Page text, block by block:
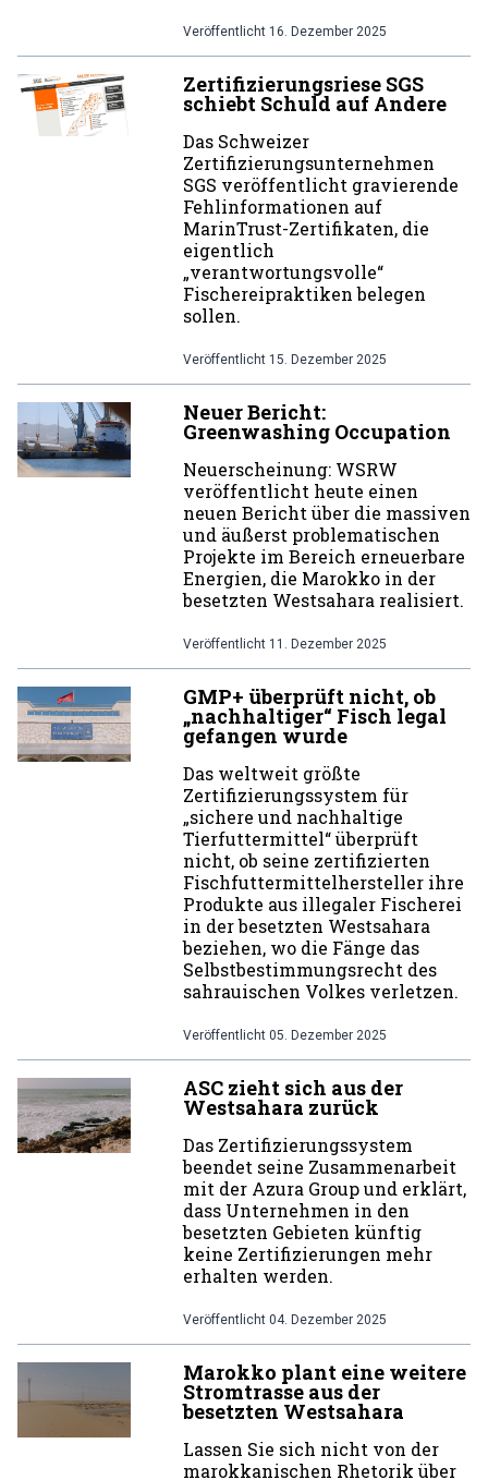
Veröffentlicht 16. Dezember 2025
Zertifizierungsriese SGS
schiebt Schuld auf Andere
Das Schweizer
Zertifizierungsunternehmen
SGS veröffentlicht gravierende
Fehlinformationen auf
MarinTrust-Zertifikaten, die
eigentlich
„verantwortungsvolle“
Fischereipraktiken belegen
sollen.
Veröffentlicht 15. Dezember 2025
Neuer Bericht:
Greenwashing Occupation
Neuerscheinung: WSRW
veröffentlicht heute einen
neuen Bericht über die massiven
und äußerst problematischen
Projekte im Bereich erneuerbare
Energien, die Marokko in der
besetzten Westsahara realisiert.
Veröffentlicht 11. Dezember 2025
GMP+ überprüft nicht, ob
„nachhaltiger“ Fisch legal
gefangen wurde
Das weltweit größte
Zertifizierungssystem für
„sichere und nachhaltige
Tierfuttermittel“ überprüft
nicht, ob seine zertifizierten
Fischfuttermittelhersteller ihre
Produkte aus illegaler Fischerei
in der besetzten Westsahara
beziehen, wo die Fänge das
Selbstbestimmungsrecht des
sahrauischen Volkes verletzen.
Veröffentlicht 05. Dezember 2025
ASC zieht sich aus der
Westsahara zurück
Das Zertifizierungssystem
beendet seine Zusammenarbeit
mit der Azura Group und erklärt,
dass Unternehmen in den
besetzten Gebieten künftig
keine Zertifizierungen mehr
erhalten werden.
Veröffentlicht 04. Dezember 2025
Marokko plant eine weitere
Stromtrasse aus der
besetzten Westsahara
Lassen Sie sich nicht von der
marokkanischen Rhetorik über